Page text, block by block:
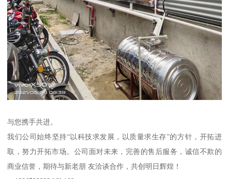
与您携手共进。
我们公司始终坚持“以科技求发展，以质量求生存”的方针，开拓进
取，努力开拓市场。公司面对未来，完善的售后服务，诚信不欺的
商业信誉，期待与新老朋 友洽谈合作，共创明日辉煌！